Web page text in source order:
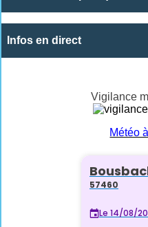
Infos en direct
Vigilance
Météo